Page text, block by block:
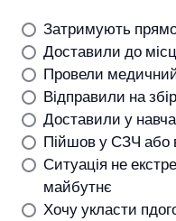
Затримують
Доставили до
Провели
Відправили на
Доставили у
Пійшов у СЗЧ або
Ситуація не
майбутнє
Хочу укласти